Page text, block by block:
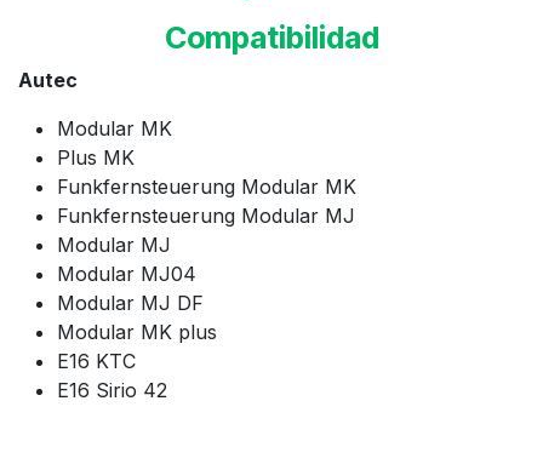
Compatibilidad
Autec
Modular MK
Plus MK
Funkfernsteuerung Modular MK
Funkfernsteuerung Modular MJ
Modular MJ
Modular MJ04
Modular MJ DF
Modular MK plus
E16 KTC
E16 Sirio 42